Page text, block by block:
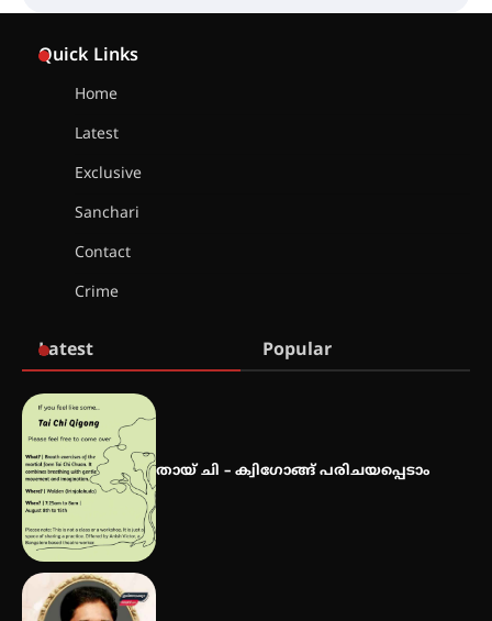
Quick Links
Home
Latest
Exclusive
Sanchari
Contact
Crime
Latest Popular
തായ് ചി – ക്വിഗോങ്ങ് പരിചയപ്പെടാം